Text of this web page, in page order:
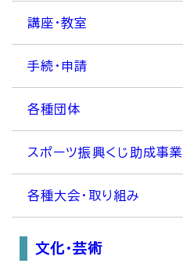
講座・教室
手続・申請
各種団体
スポーツ振興くじ助成事業
各種大会・取り組み
文化・芸術